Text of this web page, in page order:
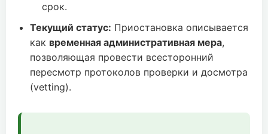
срок.
Текущий статус: Приостановка описывается
как временная административная мера,
позволяющая провести всесторонний
пересмотр протоколов проверки и досмотра
(vetting).